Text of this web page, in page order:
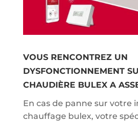
VOUS RENCONTREZ UN
DYSFONCTIONNEMENT
CHAUDIÈRE BULEX A
En cas de panne sur votre
chauffage bulex, votre